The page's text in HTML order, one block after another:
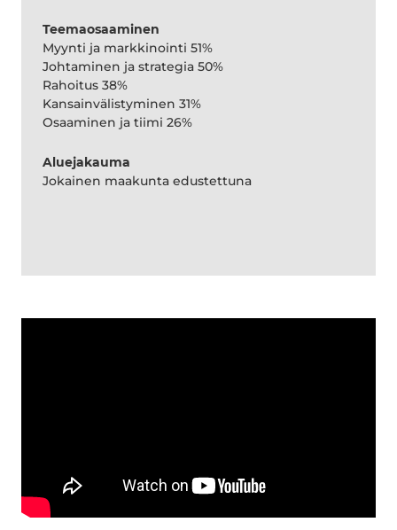
Teemaosaaminen
Myynti ja markkinointi 51%
Johtaminen ja strategia 50%
Rahoitus 38%
Kansainvälistyminen 31%
Osaaminen ja tiimi 26%
Aluejakauma
Jokainen maakunta edustettuna